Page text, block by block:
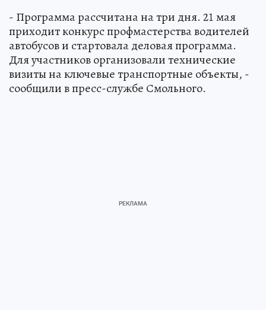
- Программа рассчитана на три дня. 21 мая
приходит конкурс профмастерства водителей
автобусов и стартовала деловая программа.
Для участников организовали технические
визиты на ключевые транспортные объекты, -
сообщили в пресс-службе Смольного.